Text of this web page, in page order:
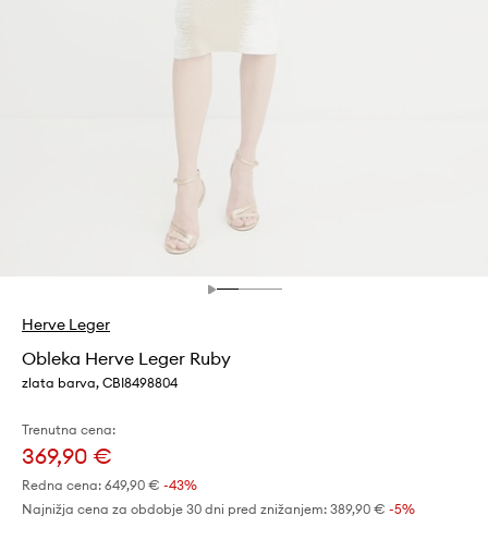
Herve Leger
Obleka Herve Leger Ruby
zlata barva, CBI8498804
Trenutna cena:
369,90 €
Redna cena: 649,90 € -43%
Najnižja cena za obdobje 30 dni pred znižanjem: 389,90 € -5%